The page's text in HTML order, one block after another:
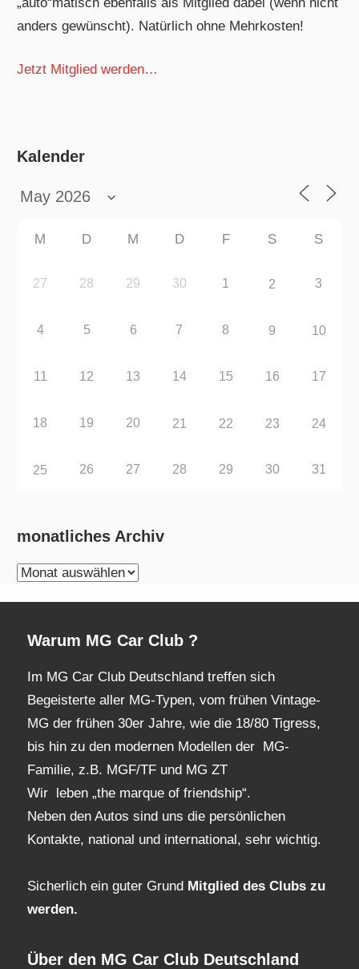
anders gewünscht). Natürlich ohne Mehrkosten!
Jetzt Mitglied werden…
Kalender
M D M D F S S
27 28 29 30 1 2 3
4 5 6 7 8 9 10
11 12 13 14 15 16 17
18 19 20 21 22 23 24
25 26 27 28 29 30 31
monatliches Archiv
monatliches
Warum MG Car Club ?
Im MG Car Club Deutschland treffen sich
Begeisterte aller MG-Typen, vom frühen Vintage-
MG der frühen 30er Jahre, wie die 18/80 Tigress,
bis hin zu den modernen Modellen der MG-
Familie, z.B. MGF/TF und MG ZT
Wir leben „the marque of friendship“.
Neben den Autos sind uns die persönlichen
Kontakte, national und international, sehr wichtig.
Sicherlich ein guter Grund Mitglied des Clubs zu
werden.
Über den MG Car Club Deutschland